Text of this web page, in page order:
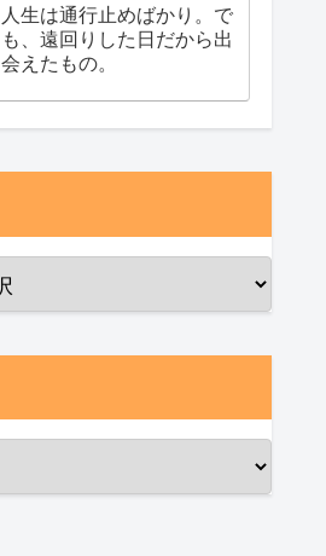
人生は通行止めばかり。で
も、遠回りした日だから出
会えたもの。